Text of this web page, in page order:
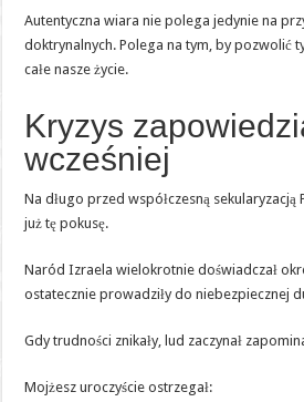
Autentyczna wiara nie polega jedynie na
doktrynalnych. Polega na tym, by pozwolić
całe nasze życie.
Kryzys
wcześniej
Na długo przed współczesną sekularyzacją
już tę pokusę.
Naród Izraela wielokrotnie doświadczał
ostatecznie prowadziły do niebezpiecznej
Gdy trudności znikały, lud zaczynał
Mojżesz uroczyście ostrzegał: